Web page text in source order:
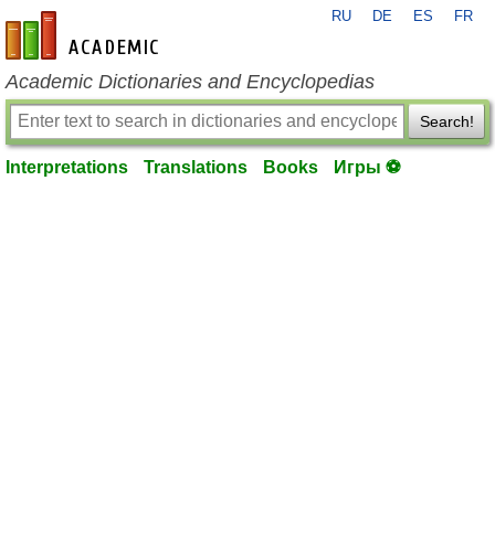
en-academic.com
RU DE ES FR
Academic Dictionaries and Encyclopedias
Search!
Interpretations Translations Books Игры ⚽